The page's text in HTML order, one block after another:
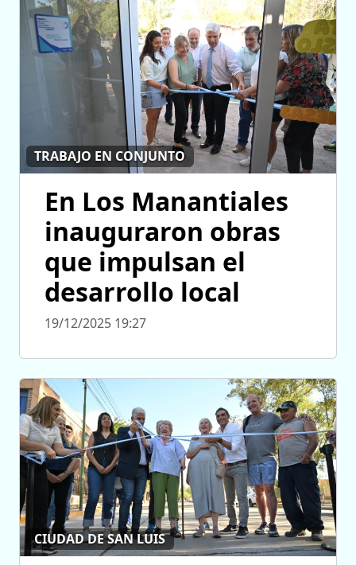
TRABAJO EN CONJUNTO
En Los Manantiales
inauguraron obras
que impulsan el
desarrollo local
19/12/2025 19:27
CIUDAD DE SAN LUIS